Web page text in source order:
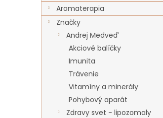
Aromaterapia
Značky
Andrej Medveď
Akciové balíčky
Imunita
Trávenie
Vitamíny a minerály
Pohybový aparát
Zdravy svet - lipozomaly